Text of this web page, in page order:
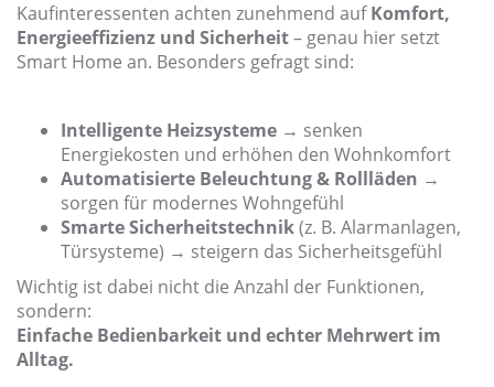
Kaufinteressenten achten zunehmend aufKomfort,
Energieeffizienz und Sicherheit– genau hier setzt
Smart Home an. Besonders gefragt sind:
Intelligente Heizsysteme → senken
Energiekosten und erhöhen den Wohnkomfort
Automatisierte Beleuchtung & Rollläden →
sorgen für modernes Wohngefühl
Smarte Sicherheitstechnik(z. B. Alarmanlagen,
Türsysteme) → steigern das Sicherheitsgefühl
Wichtig ist dabei nicht die Anzahl der Funktionen,
sondern:
Einfache Bedienbarkeit und echter Mehrwert im
Alltag.